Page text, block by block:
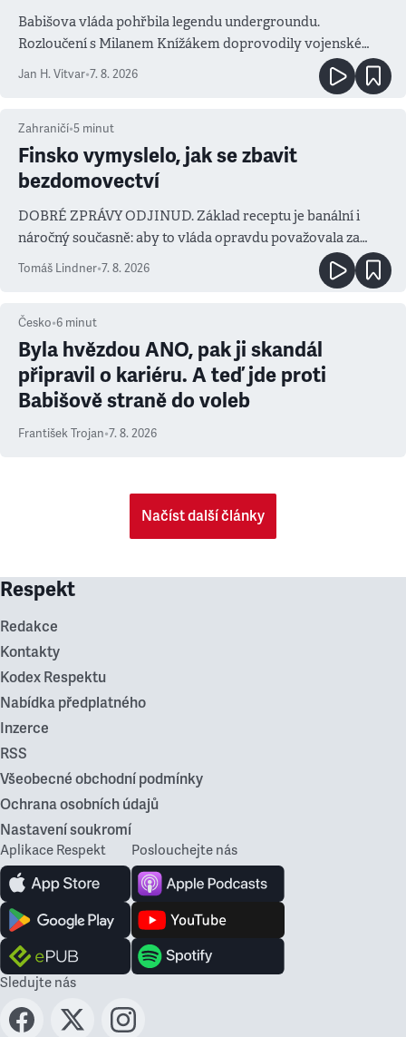
Babišova vláda pohřbila legendu undergroundu.
Rozloučení s Milanem Knížákem doprovodily vojenské
salvy i kritika pokrokářů
Jan H. Vitvar•7. 8. 2026
Zahraničí•5 minut
Finsko vymyslelo, jak se zbavit
bezdomovectví
DOBRÉ ZPRÁVY ODJINUD. Základ receptu je banální i
náročný současně: aby to vláda opravdu považovala za
prioritu
Tomáš Lindner•7. 8. 2026
Česko•6 minut
Byla hvězdou ANO, pak ji skandál
připravil o kariéru. A teď jde proti
Babišově straně do voleb
František Trojan•7. 8. 2026
Načíst další články
Respekt
Redakce
Kontakty
Kodex Respektu
Nabídka předplatného
Inzerce
RSS
Všeobecné obchodní podmínky
Ochrana osobních údajů
Nastavení soukromí
Aplikace Respekt Poslouchejte nás
Sledujte nás